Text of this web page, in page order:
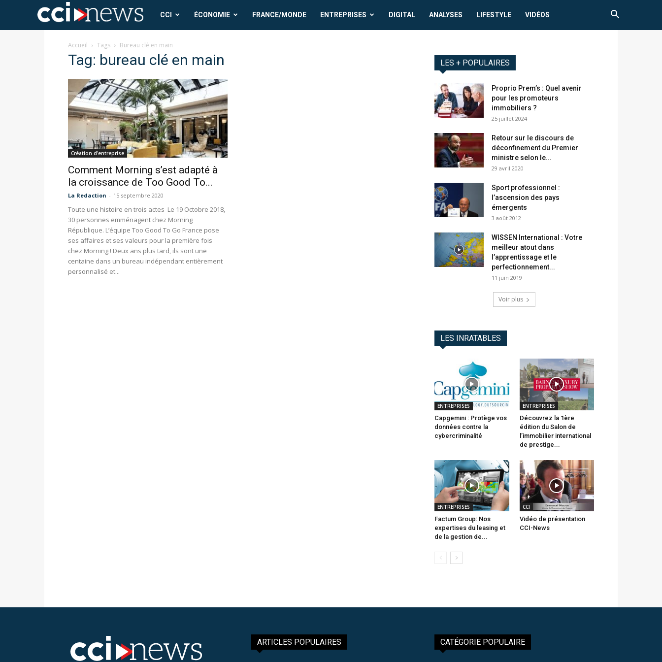
CCI
News
CCI ÉCONOMIE FRANCE/MONDE ENTREPRISES DIGITAL ANALYSES LIFESTYLE VIDÉOS
Accueil Tags Bureau clé en main
Tag: bureau clé en main
Création d'entreprise
Comment Morning s’est adapté à
la croissance de Too Good To...
La Redaction - 15 septembre 2020
Toute une histoire en trois actes Le 19 Octobre 2018,
30 personnes emménagent chez Morning
République. L’équipe Too Good To Go France pose
ses affaires et ses valeurs pour la première fois
chez Morning ! Deux ans plus tard, ils sont une
centaine dans un bureau indépendant entièrement
personnalisé et...
LES + POPULAIRES
Proprio Prem’s : Quel avenir
pour les promoteurs
immobiliers ?
25 juillet 2024
Retour sur le discours de
déconfinement du Premier
ministre selon le...
29 avril 2020
Sport professionnel :
l’ascension des pays
émergents
3 août 2012
WISSEN International : Votre
meilleur atout dans
l’apprentissage et le
perfectionnement...
11 juin 2019
Voir plus
LES INRATABLES
ENTREPRISES
Capgemini : Protège vos
données contre la
cybercriminalité
ENTREPRISES
Découvrez la 1ère
édition du Salon de
l’immobilier international
de prestige...
ENTREPRISES
Factum Group: Nos
expertises du leasing et
de la gestion de...
CCI
Vidéo de présentation
CCI-News
ARTICLES POPULAIRES CATÉGORIE POPULAIRE